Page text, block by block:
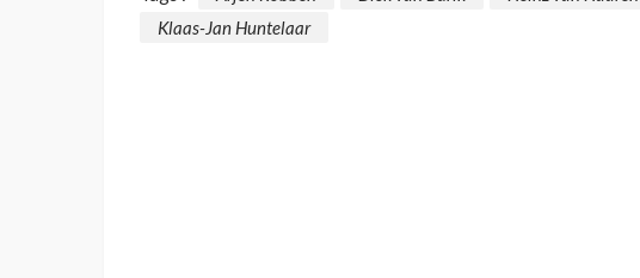
Klaas-Jan Huntelaar